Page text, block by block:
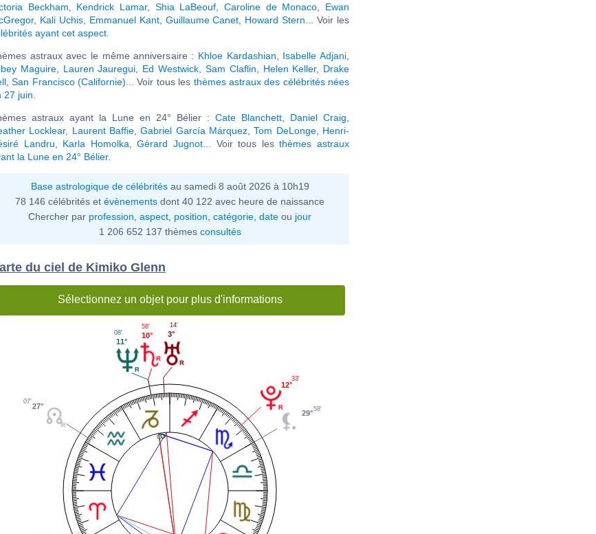
Beckham
Kendrick Lamar, Shia LaBeouf ,Caroline de Monaco
Ewan
, Kali Uchis, Emmanuel Kant, Guillaume Canet Howard Stern ... Voir les
ayant cet aspect
astraux avec le même anniversaire : Khloe Kardashian Isabelle Adjani
Maguire, Lauren Jauregui Ed Westwick Sam Claflin Helen Keller, Drake
,San Francisco (Californie) ... Voir tous les thèmes astraux des célébrités nées
27 juin
astraux ayant la Lune en 24° Bélier : Cate Blanchett Daniel Craig
Locklear, Laurent Baffie ,Gabriel García Márquez ,Tom DeLonge, Henri-
Landru
Karla Homolka ,Gérard Jugnot ... Voir tous lesthèmes astraux
la Lune en 24° Bélier.
Base astrologique de célébritésau samedi 8 août 2026 à 10h19
78 146 célébrités et évènements dont 40 122 avec heure de naissance
Chercher par profession aspect position catégorie date ou jour
1 206 652 137 thèmes consultés
du ciel de Kimiko Glenn
Sélectionnez un objet pour plus d'informations
29°
58'
12°
33'
3°
14'
10°
58'
11°
08'
27°
07'